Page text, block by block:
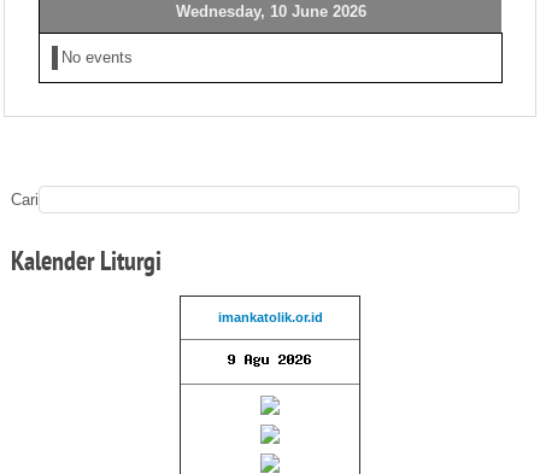
Wednesday, 10 June 2026
No events
Cari
KalenderLiturgi
imankatolik.or.id